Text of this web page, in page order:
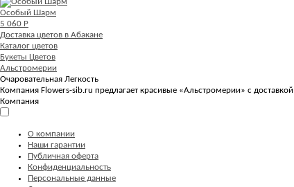
Особый Шарм
5 060 Р
Доставка цветов в Абакане
Каталог цветов
Букеты Цветов
Альстромерии
Очаровательная Легкость
Компания Flowers-sib.ru предлагает красивые «Альстромерии» с
Компания
О компании
Наши гарантии
Публичная оферта
Конфиденциальность
Персональные данные